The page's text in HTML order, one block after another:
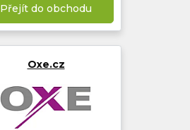
Přejít do obchodu
Oxe.cz